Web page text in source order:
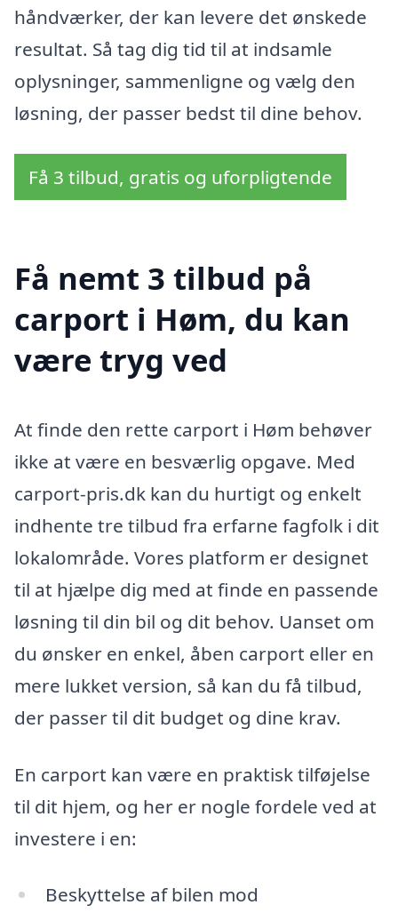
håndværker, der kan levere det ønskede
resultat. Så tag dig tid til at indsamle
oplysninger, sammenligne og vælg den
løsning, der passer bedst til dine behov.
Få 3 tilbud, gratis og uforpligtende
Få nemt 3 tilbud på
carport i Høm, du kan
være tryg ved
At finde den rette carport i Høm behøver
ikke at være en besværlig opgave. Med
carport-pris.dk kan du hurtigt og enkelt
indhente tre tilbud fra erfarne fagfolk i dit
lokalområde. Vores platform er designet
til at hjælpe dig med at finde en passende
løsning til din bil og dit behov. Uanset om
du ønsker en enkel, åben carport eller en
mere lukket version, så kan du få tilbud,
der passer til dit budget og dine krav.
En carport kan være en praktisk tilføjelse
til dit hjem, og her er nogle fordele ved at
investere i en:
Beskyttelse af bilen mod